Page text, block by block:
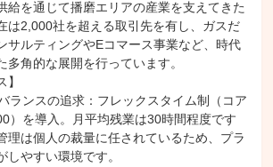
給を通じて播磨エリアの産業を支えてきた
は2,000社を超える取引先を有し、ガスだ
サルティングやEコマース事業など、時代
多角的な展開を行っています。
】
ランスの追求：フレックスタイム制（コア
）を導入。月平均残業は30時間程度です
理は個人の裁量に任されているため、プラ
しやすい環境です。